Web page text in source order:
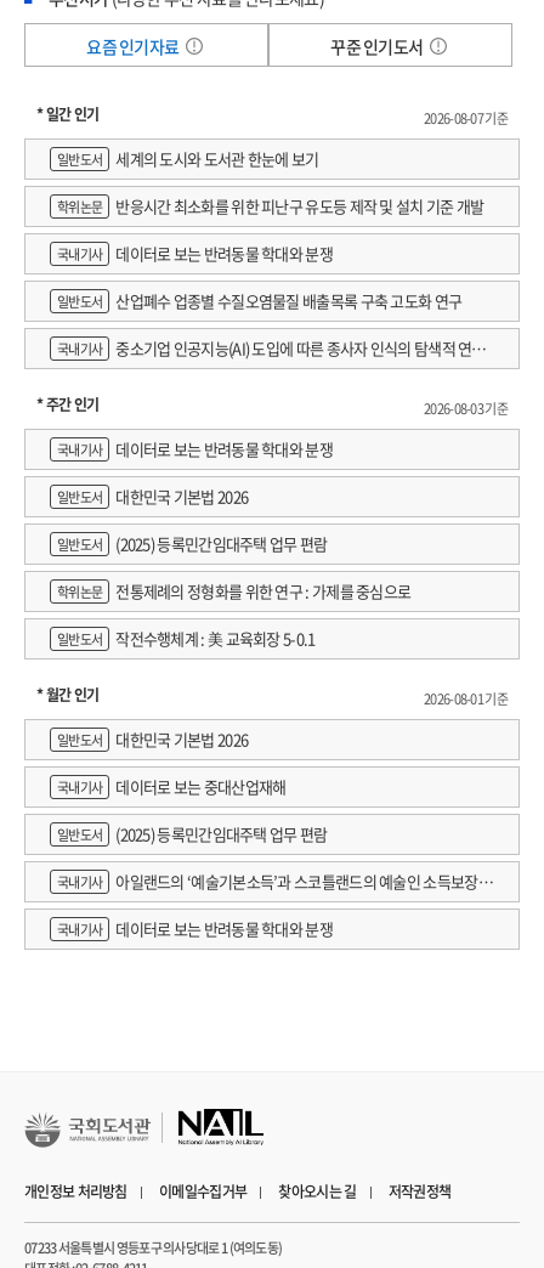
요즘 인기자료
꾸준 인기도서
* 일간 인기
2026-08-07 기준
일반도서
세계의 도시와 도서관 한눈에 보기
학위논문 반응시간 최소화를 위한 피난구 유도등 제작 및 설치 기준 개발
국내기사 데이터로 보는 반려동물 학대와 분쟁
일반도서 산업폐수 업종별 수질오염물질 배출목록 구축 고도화 연구
국내기사
중소기업 인공지능(AI) 도입에 따른 종사자 인식의 탐색적 연구 :
* 주간 인기
2026-08-03 기준
국내기사
데이터로 보는 반려동물 학대와 분쟁
일반도서 대한민국 기본법 2026
일반도서 (2025) 등록민간임대주택 업무 편람
학위논문 전통제례의 정형화를 위한 연구 : 가제를 중심으로
일반도서 작전수행체계 : 美 교육회장 5-0.1
* 월간 인기
2026-08-01 기준
일반도서
대한민국 기본법 2026
국내기사 데이터로 보는 중대산업재해
일반도서 (2025) 등록민간임대주택 업무 편람
국내기사
아일랜드의 ‘예술기본소득’과 스코틀랜드의 예술인 소득보장정
책 논의
국내기사 데이터로 보는 반려동물 학대와 분쟁
개인정보 처리방침 이메일수집거부 찾아오시는 길 저작권정책
07233 서울특별시 영등포구 의사당대로 1 (여의도동)